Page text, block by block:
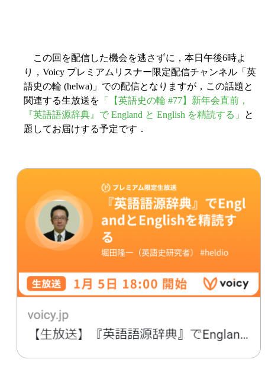
この回を配信した機会を逃さずに，本日午後6時よ
り，Voicy プレミアムリスナー限定配信チャンネル「英
語史の輪 (helwa)」での配信となりますが，この話題と
関連する生放送を 「【英語史の輪 #77】新年会直前，
『英語語源辞典』で England と English を精読する」
と
題してお届けする予定です．